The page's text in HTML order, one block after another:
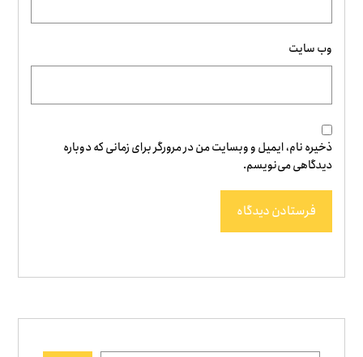
وب‌ سایت
ذخیره نام، ایمیل و وبسایت من در مرورگر برای زمانی که دوباره
دیدگاهی می‌نویسم.
فرستادن دیدگاه